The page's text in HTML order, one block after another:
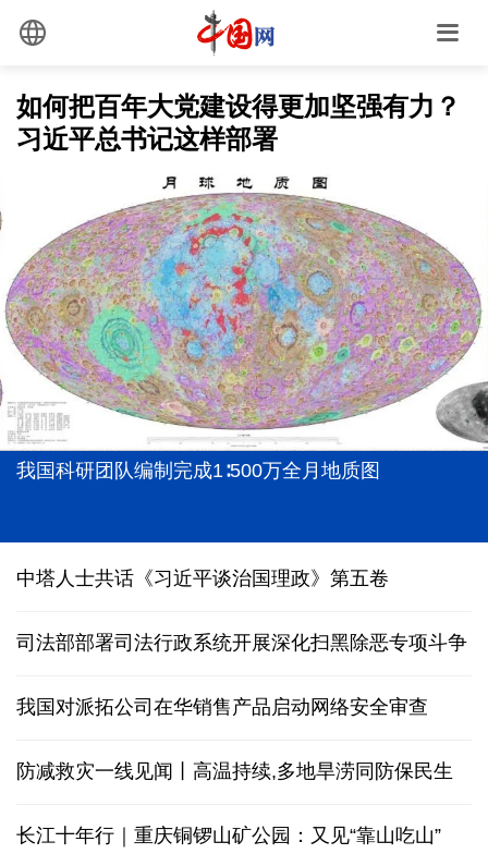
如何把百年大党建设得更加坚强有力？
习近平总书记这样部署
全党同志务必不忘初心、牢记使命
世界给“__在中国”填新词
中塔人士共话《习近平谈治国理政》第五卷
司法部部署司法行政系统开展深化扫黑除恶专项斗争
我国对派拓公司在华销售产品启动网络安全审查